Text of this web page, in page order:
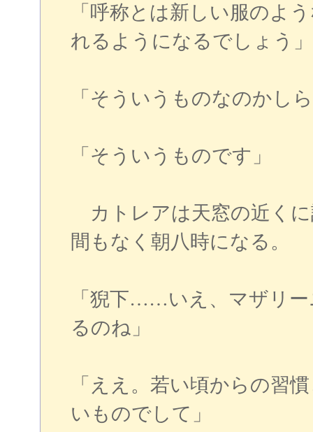
「呼称とは新しい服のよ
れるようになるでしょう」
「そういうものなのかし
「そういうものです」
カトレアは天窓の近く
間もなく朝八時になる。
「猊下……いえ、マザリ
るのね」
「ええ。若い頃からの習
いものでして」